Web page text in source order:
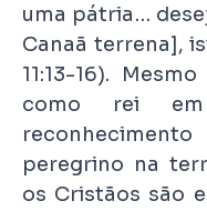
uma pátria…
Canaã terrena],
11:13-16).
como rei
peregrino na
os Cristãos são